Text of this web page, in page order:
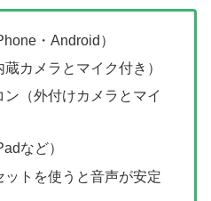
・Android）
カメラとマイク付き）
（外付けカメラとマイ
など）
ットを使うと音声が安定